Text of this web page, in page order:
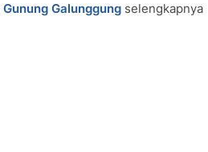
Gunung Galunggung selengkapnya